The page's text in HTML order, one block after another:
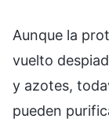
Aunque la
vuelto
y azotes,
pueden